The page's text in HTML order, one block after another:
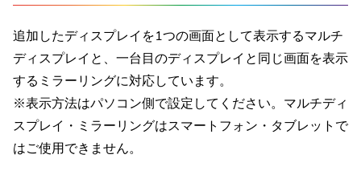
追加したディスプレイを1つの画面として表示するマルチ
ディスプレイと、一台目のディスプレイと同じ画面を表示
するミラーリングに対応しています。
※表示方法はパソコン側で設定してください。マルチディ
スプレイ・ミラーリングはスマートフォン・タブレットで
はご使用できません。